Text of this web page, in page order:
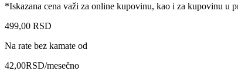
*Iskazana cena važi za online kupovinu, kao i za kupovinu u
499,00 RSD
Na rate bez kamate od
42,00RSD/mesečno